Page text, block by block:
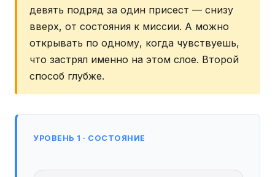
девять подряд за один присест — снизу
вверх, от состояния к миссии. А можно
открывать по одному, когда чувствуешь,
что застрял именно на этом слое. Второй
способ глубже.
УРОВЕНЬ 1 · СОСТОЯНИЕ